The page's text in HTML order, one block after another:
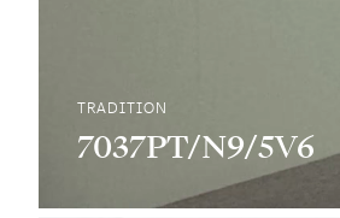
TRADITION
7037PT/N9/5V6